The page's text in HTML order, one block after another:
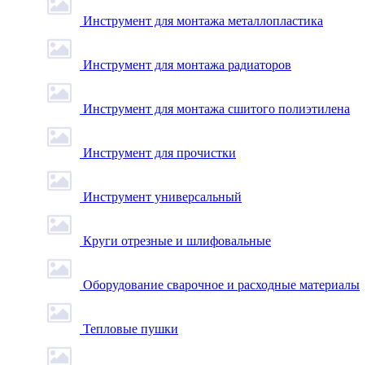
Инструмент для монтажа металлопластика
Инструмент для монтажа радиаторов
Инструмент для монтажа сшитого полиэтилена
Инструмент для прочистки
Инструмент универсальный
Круги отрезные и шлифовальные
Оборудование сварочное и расходные материалы
Тепловые пушки